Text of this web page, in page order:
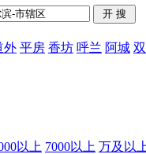
外 平房 香坊 呼兰 阿城
以上 7000以上 万及以